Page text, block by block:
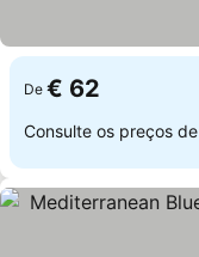
De € 62
Consulte os preços de